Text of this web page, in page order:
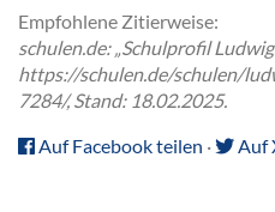
Empfohlene Zitierweise:
schulen.de: „Schulprofil
https://schulen.de/schulen/
7284/, Stand: 18.02.2025.
Auf Facebook teilen · Auf